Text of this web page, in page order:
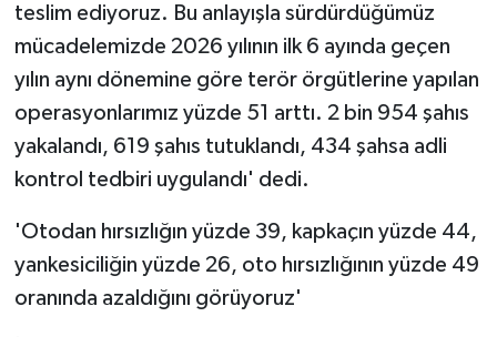
teslim ediyoruz. Bu anlayışla sürdürdüğümüz
mücadelemizde 2026 yılının ilk 6 ayında geçen
yılın aynı dönemine göre terör örgütlerine yapılan
operasyonlarımız yüzde 51 arttı. 2 bin 954 şahıs
yakalandı, 619 şahıs tutuklandı, 434 şahsa adli
kontrol tedbiri uygulandı' dedi.
'Otodan hırsızlığın yüzde 39, kapkaçın yüzde 44,
yankesiciliğin yüzde 26, oto hırsızlığının yüzde 49
oranında azaldığını görüyoruz'
YEREL
Yerel Haberler